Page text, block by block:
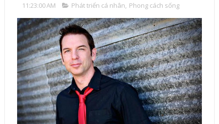
11:23:00 AM Phát triển cá nhân, Phong cách sống